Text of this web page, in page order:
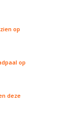
op
op
deze